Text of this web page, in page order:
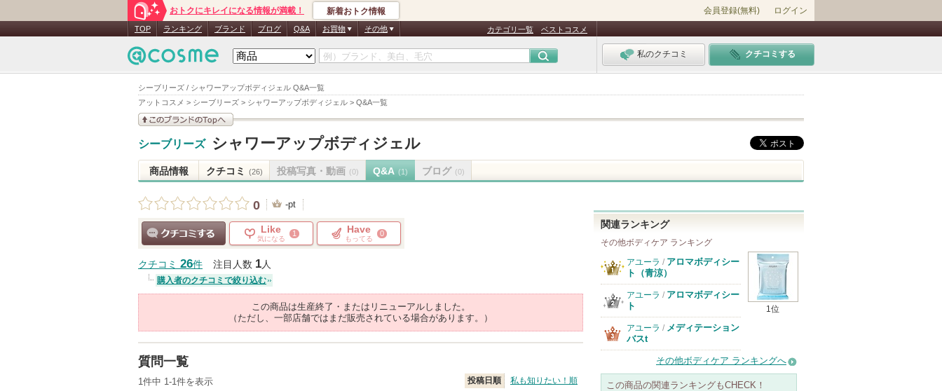
シーブリーズ / シャワーアップボディジェル Q&A一覧
アットコスメ > シーブリーズ > シャワーアップボディジェル > Q&A一覧
おトクにキレイになる情報が満載！ 新着おトク情報 会員登録(無料) ログイン
TOP ランキング ブランド ブログ Q&A お買物 その他 カテゴリ一覧 ベストコスメ
私のクチコミ クチコミする
このブランドの情報を
シーブリーズ シャワーアップボディジェル
商品情報 クチコミ (26) 投稿写真・動画 (0) Q&A (1) ブログ (0)
0 -pt
Like
気になる
1 Have
もってる
0
クチコミ 26件 注目人数 1人
購入者のクチコミで絞り込む
この商品は生産終了・またはリニューアルしました。
（ただし、一部店舗ではまだ販売されている場合があります。）
質問一覧
1件中 1-1件を表示 投稿日順 私も知りたい！順
関連ランキング
その他ボディケア ランキング
1位
アユーラ / アロマボディシー
ト（青涼）
アユーラ / アロマボディシー
ト
アユーラ / メディテーション
バスt
その他ボディケア ランキングへ
この商品の関連ランキングもCHECK！